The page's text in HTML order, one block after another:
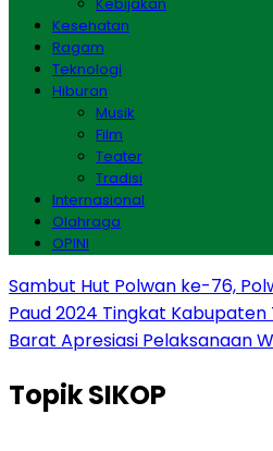
Kesehatan
Ragam
Teknologi
Hiburan
Musik
Film
Teater
Tradisi
Internasional
Olahraga
OPINI
Sambut Hut Polwan ke-76,
Paud 2024 Tingkat Kabupaten
Barat Apresiasi Pelaksanaan
TopikSIKOP